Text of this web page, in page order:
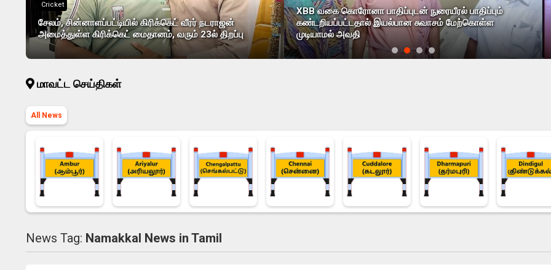
Cricket
சேலம், சின்னாளப்பட்டியில் கிரிக்கெட் வீரர் நடராஜன்
அமைத்துள்ள கிரிக்கெட் மைதானம், வரும் 23ல் திறப்பு
XBB வகை கொரோனா பாதிப்புடன் நுரையீரல் பாதிப்பும்
கண்டறியப்பட்டதால் இயல்பான சுவாசம் மேற்கொள்ள
முடியாமல் அவதி
மாவட்ட செய்திகள்
All News
News Tag: Namakkal News in Tamil